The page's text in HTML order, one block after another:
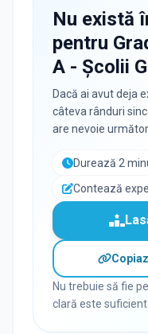
Nu există
pentru
A - Școlii
Dacă ai avut deja
câteva rânduri
are nevoie
Durează 2
Contează
Nu trebuie să fie
clară este